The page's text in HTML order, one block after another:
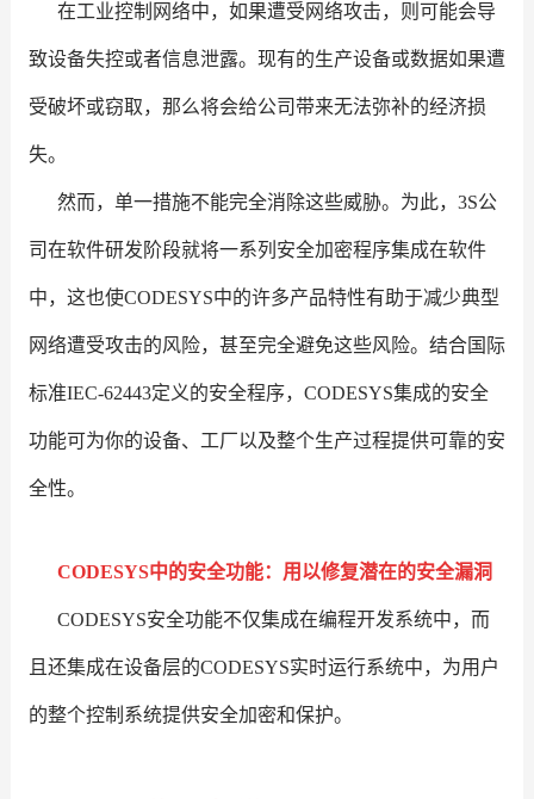
在工业控制网络中，如果遭受网络攻击，则可能会导
致设备失控或者信息泄露。现有的生产设备或数据如果遭
受破坏或窃取，那么将会给公司带来无法弥补的经济损
失。
然而，单一措施不能完全消除这些威胁。为此，3S公
司在软件研发阶段就将一系列安全加密程序集成在软件
中，这也使CODESYS中的许多产品特性有助于减少典型
网络遭受攻击的风险，甚至完全避免这些风险。结合国际
标准IEC-62443定义的安全程序，CODESYS集成的安全
功能可为你的设备、工厂以及整个生产过程提供可靠的安
全性。
CODESYS中的安全功能：用以修复潜在的安全漏洞
CODESYS安全功能不仅集成在编程开发系统中，而
且还集成在设备层的CODESYS实时运行系统中，为用户
的整个控制系统提供安全加密和保护。